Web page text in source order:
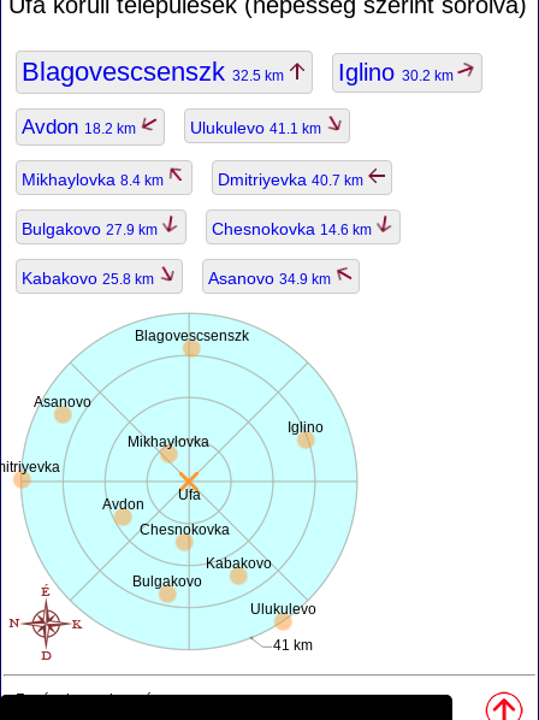
Blagovescsenszk 32.5 km Iglino 30.2 km
Avdon 18.2 km Ulukulevo 41.1 km
Mikhaylovka 8.4 km Dmitriyevka 40.7 km
Bulgakovo 27.9 km Chesnokovka 14.6 km
Kabakovo 25.8 km Asanovo 34.9 km
Ufa
41 km
Blagovescsenszk
Iglino
Avdon
Ulukulevo
Mikhaylovka
Bulgakovo
Chesnokovka
Kabakovo
Asanovo
Források, megjegyzés: